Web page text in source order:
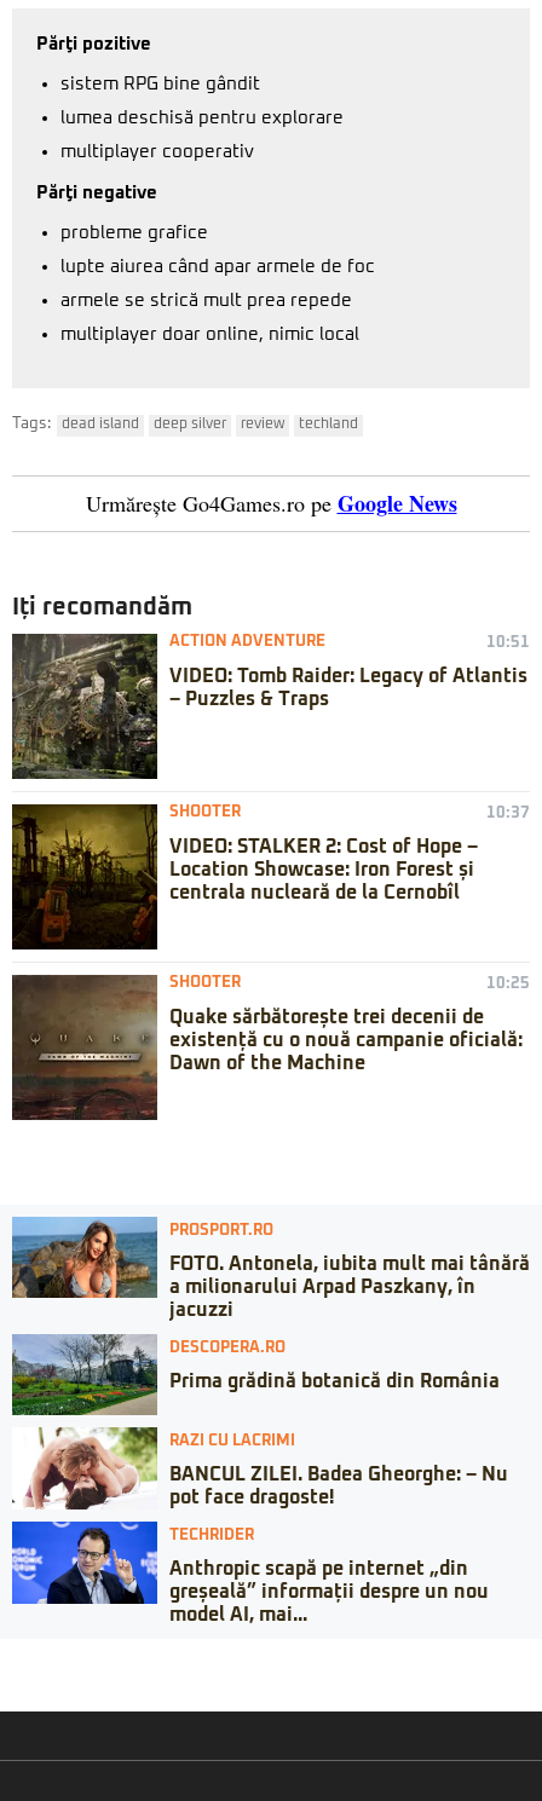
Părţi pozitive
sistem RPG bine gândit
lumea deschisă pentru explorare
multiplayer cooperativ
Părţi negative
probleme grafice
lupte aiurea când apar armele de foc
armele se strică mult prea repede
multiplayer doar online, nimic local
Tags: dead island deep silver review techland
Urmărește Go4Games.ro pe Google News
Iți recomandăm
ACTION ADVENTURE 10:51
VIDEO: Tomb Raider: Legacy of Atlantis
– Puzzles & Traps
SHOOTER 10:37
VIDEO: STALKER 2: Cost of Hope –
Location Showcase: Iron Forest și
centrala nucleară de la Cernobîl
SHOOTER 10:25
Quake sărbătorește trei decenii de
existență cu o nouă campanie oficială:
Dawn of the Machine
PROSPORT.RO
FOTO. Antonela, iubita mult mai tânără
a milionarului Arpad Paszkany, în
jacuzzi
DESCOPERA.RO
Prima grădină botanică din România
RAZI CU LACRIMI
BANCUL ZILEI. Badea Gheorghe: – Nu
pot face dragoste!
TECHRIDER
Anthropic scapă pe internet „din
greșeală” informații despre un nou
model AI, mai...